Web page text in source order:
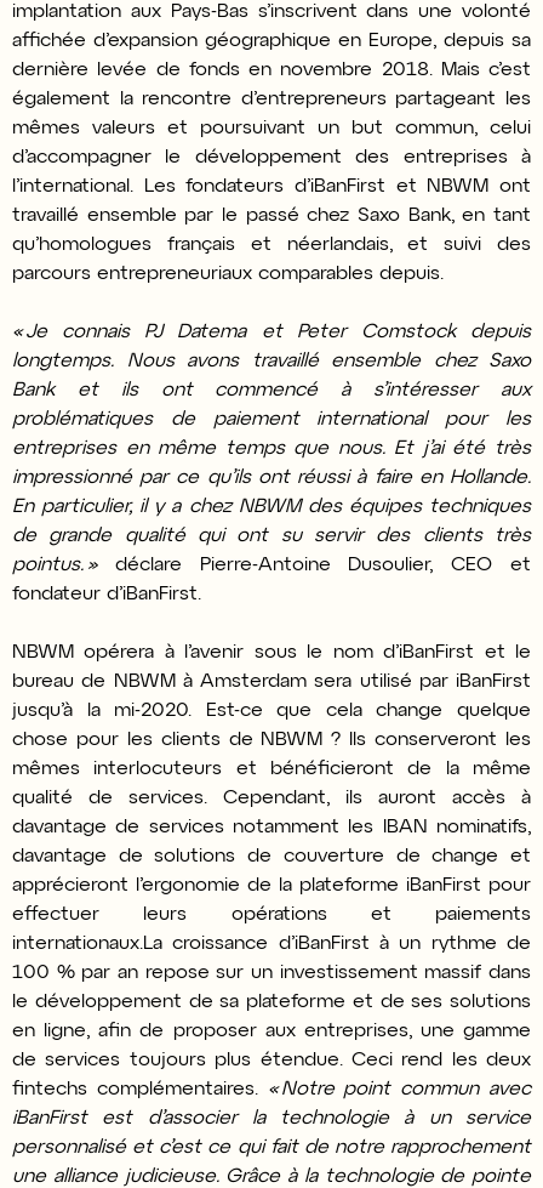
implantation aux Pays-Bas s’inscrivent dans une volonté
affichée d’expansion géographique en Europe, depuis sa
dernière levée de fonds en novembre 2018. Mais c’est
également la rencontre d’entrepreneurs partageant les
mêmes valeurs et poursuivant un but commun, celui
d’accompagner le développement des entreprises à
l’international. Les fondateurs d’iBanFirst et NBWM ont
travaillé ensemble par le passé chez Saxo Bank, en tant
qu’homologues français et néerlandais, et suivi des
parcours entrepreneuriaux comparables depuis.
« Je connais PJ Datema et Peter Comstock depuis
longtemps. Nous avons travaillé ensemble chez Saxo
Bank et ils ont commencé à s’intéresser aux
problématiques de paiement international pour les
entreprises en même temps que nous. Et j’ai été très
impressionné par ce qu’ils ont réussi à faire en Hollande.
En particulier, il y a chez NBWM des équipes techniques
de grande qualité qui ont su servir des clients très
pointus. »
déclare Pierre-Antoine Dusoulier, CEO et
fondateur d’iBanFirst.
NBWM opérera à l’avenir sous le nom d’iBanFirst et le
bureau de NBWM à Amsterdam sera utilisé par iBanFirst
jusqu’à la mi-2020. Est-ce que cela change quelque
chose pour les clients de NBWM ? Ils conserveront les
mêmes interlocuteurs et bénéficieront de la même
qualité de services. Cependant, ils auront accès à
davantage de services notamment les IBAN nominatifs,
davantage de solutions de couverture de change et
apprécieront l’ergonomie de la plateforme iBanFirst pour
effectuer leurs opérations et paiements
internationaux. La croissance d’iBanFirst à un rythme de
100 % par an repose sur un investissement massif dans
le développement de sa plateforme et de ses solutions
en ligne, afin de proposer aux entreprises, une gamme
de services toujours plus étendue. Ceci rend les deux
fintechs complémentaires.
« Notre point commun avec
iBanFirst est d’associer la technologie à un service
personnalisé et c’est ce qui fait de notre rapprochement
une alliance judicieuse. Grâce à la technologie de pointe